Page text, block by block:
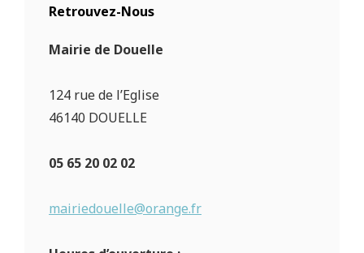
Retrouvez-Nous
Mairie de Douelle
124 rue de l’Eglise
46140 DOUELLE
05 65 20 02 02
mairiedouelle@orange.fr